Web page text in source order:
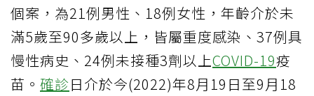
個案，為21例男性、18例女性，年齡介於未
滿5歲至90多歲以上，皆屬重度感染、37例具
慢性病史、24例未接種3劑以上COVID-19疫
苗。 確診日介於今(2022)年8月19日至9月18